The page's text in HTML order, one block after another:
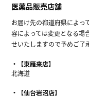
医薬品販売店舗
お届け先の都道府県によっ
容によっては変更となる場
せいたしますので予めご了
【東雁来店】
北海道
【仙台岩沼店】